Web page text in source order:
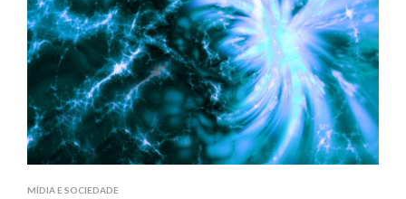
V
I
S
Ã
O
E
S
P
Í
MÍDIA E SOCIEDADE